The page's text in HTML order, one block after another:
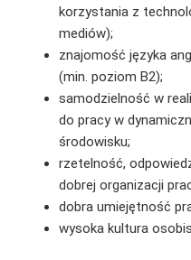
korzystania z
mediów);
znajomość języka
(min. poziom B2);
samodzielność w
do pracy w
środowisku;
rzetelność,
dobrej organizacji
dobra umiejętność
wysoka kultura